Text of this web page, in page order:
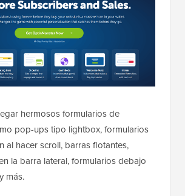
hermosos formularios de
pop-ups tipo lightbox, formularios
al hacer scroll, barras flotantes,
la barra lateral, formularios debajo
más.